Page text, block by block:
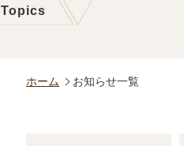
Topics
ホーム お知らせ一覧